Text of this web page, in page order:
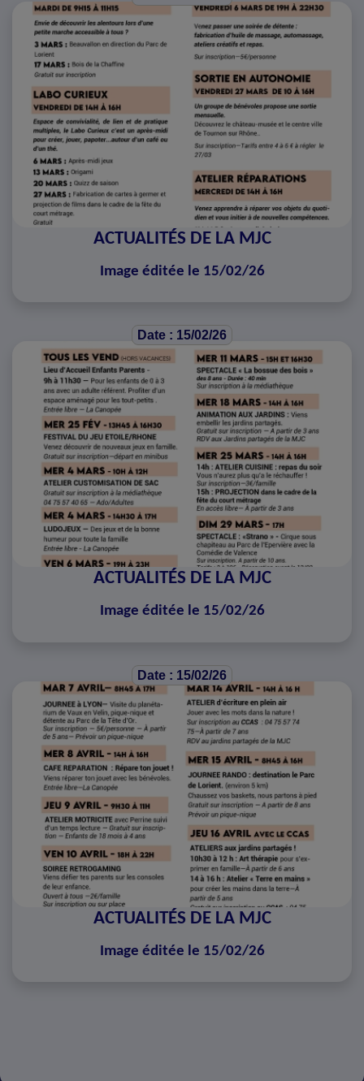
ACTUALITÉS DE LA MJC
Image éditée le 15/02/26
Date : 15/02/26
ACTUALITÉS DE LA MJC
Image éditée le 15/02/26
Date : 15/02/26
ACTUALITÉS DE LA MJC
Image éditée le 15/02/26